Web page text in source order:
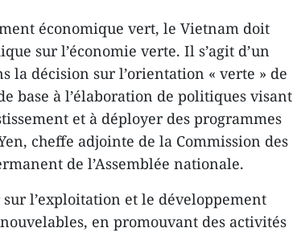
économique vert, le Vietnam doit
sur l’économie verte. Il s’agit d’un
décision sur l’orientation « verte » de
base à l’élaboration de politiques visant
et à déployer des programmes
cheffe adjointe de la Commission des
de l’Assemblée nationale.
l’exploitation et le développement
en promouvant des activités